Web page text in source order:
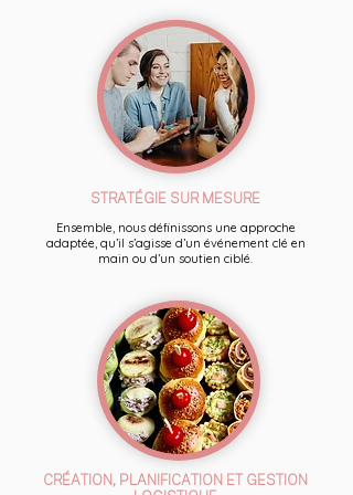
STRATÉGIE SUR MESURE
Ensemble, nous définissons une approche
adaptée, qu’il s’agisse d’un événement clé en
main ou d’un soutien ciblé.
CRÉATION, PLANIFICATION ET GESTION